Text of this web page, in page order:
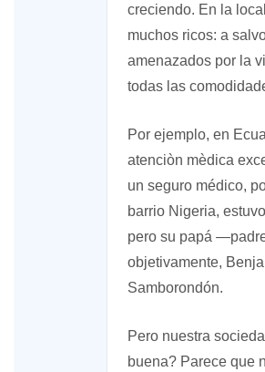
creciendo. En la
muchos ricos: a
amenazados por la
todas las
Por ejemplo, en
atenciòn mèdica
un seguro médico,
barrio Nigeria,
pero su papá
objetivamente,
Samborondón.
Pero nuestra
buena? Parece que